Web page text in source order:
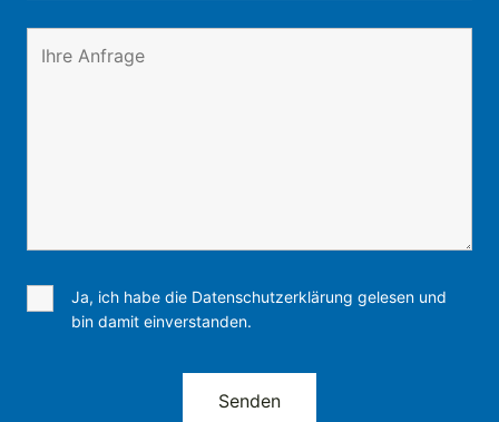
Ja, ich habe die Datenschutzerklärung gelesen und
bin damit einverstanden.